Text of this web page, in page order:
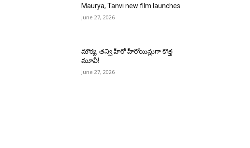
Maurya, Tanvi new film launches
June 27, 2026
మౌర్య‌, త‌న్వి హీరో హీరోయిన్లుగా కొత్త
మూవీ!
June 27, 2026